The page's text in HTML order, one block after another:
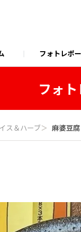
フォトレポ
フォ
ス＆ハーブ＞ 麻婆豆腐